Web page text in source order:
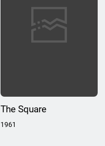
The Square
1961